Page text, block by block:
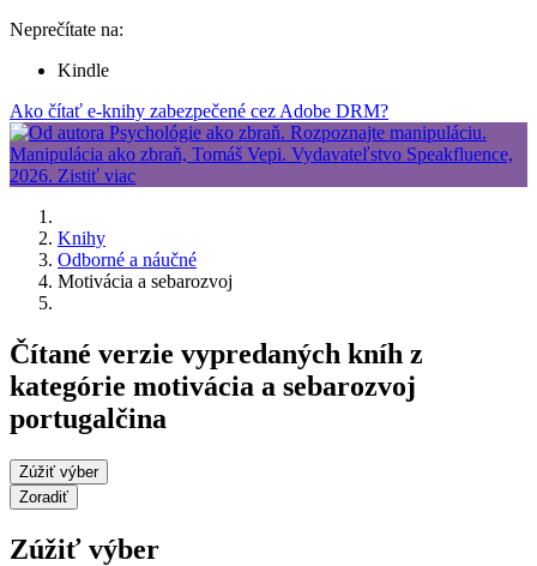
Neprečítate na:
Kindle
Ako čítať e-knihy zabezpečené cez Adobe DRM?
Knihy
Odborné a náučné
Motivácia a sebarozvoj
Čítané verzie vypredaných kníh z
kategórie motivácia a sebarozvoj
portugalčina
Zúžiť výber
Zoradiť
Zúžiť výber